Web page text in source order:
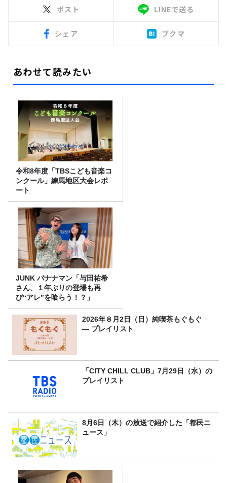
ポスト LINEで送る
シェア ブクマ
あわせて読みたい
令和8年度「TBSこども音楽コ
ンクール」練馬地区大会レポ
ート
JUNK バナナマン「与田祐希
さん、１年ぶりの登場も再
び“アレ”を喰らう！？」
2026年８月2日（日）純喫茶もぐもぐ
― プレイリスト
「CITY CHILL CLUB」7月29日（水）の
プレイリスト
8月6日（木）の放送で紹介した「都民ニ
ュース」